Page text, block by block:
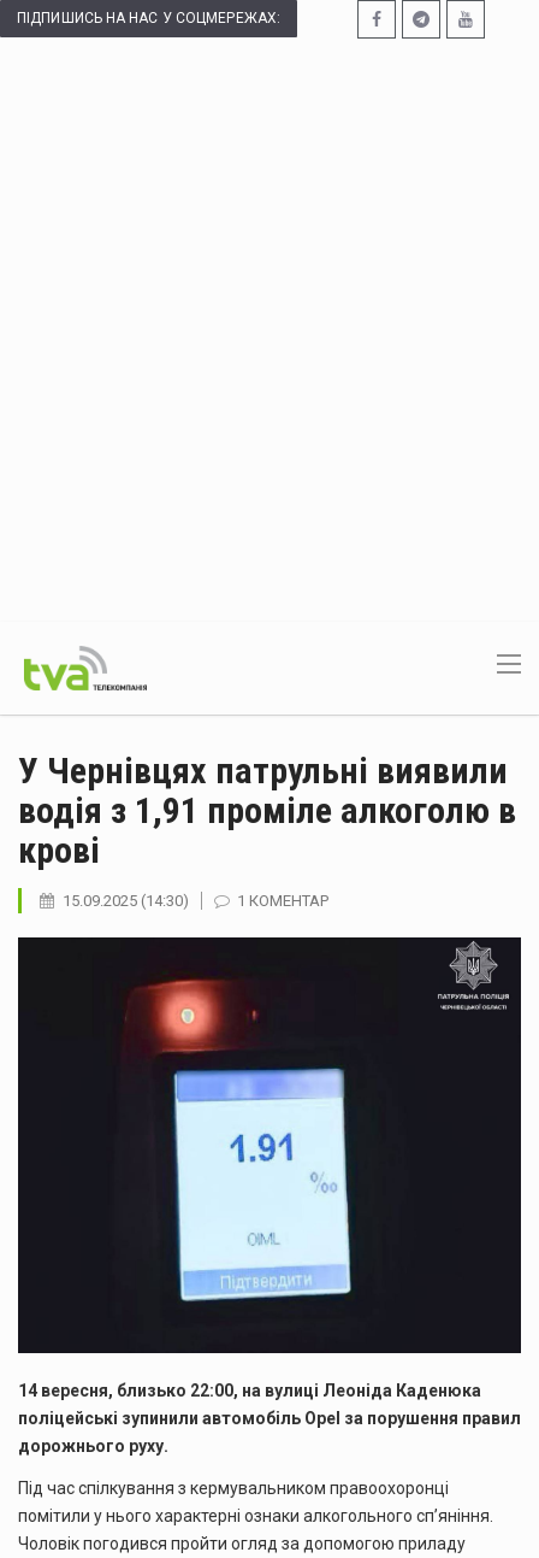
ПІДПИШИСЬ НА НАС У СОЦМЕРЕЖАХ:
У Чернівцях патрульні виявили
водія з 1,91 проміле алкоголю в
крові
15.09.2025 (14:30) 1 КОМЕНТАР
14 вересня, близько 22:00, на вулиці Леоніда Каденюка
поліцейські зупинили автомобіль Opel за порушення правил
дорожнього руху.
Під час спілкування з кермувальником правоохоронці
помітили у нього характерні ознаки алкогольного сп’яніння.
Чоловік погодився пройти огляд за допомогою приладу